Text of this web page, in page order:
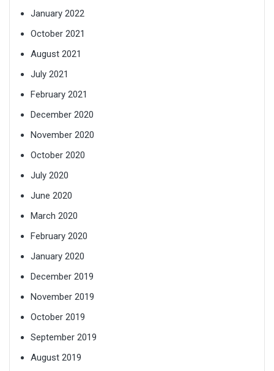
January 2022
October 2021
August 2021
July 2021
February 2021
December 2020
November 2020
October 2020
July 2020
June 2020
March 2020
February 2020
January 2020
December 2019
November 2019
October 2019
September 2019
August 2019